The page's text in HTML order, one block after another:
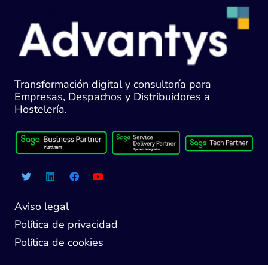
Transformación digital y consultoría para
Empresas, Despachos y Distribuidores a
Hostelería.
Aviso legal
Política de privacidad
Política de cookies